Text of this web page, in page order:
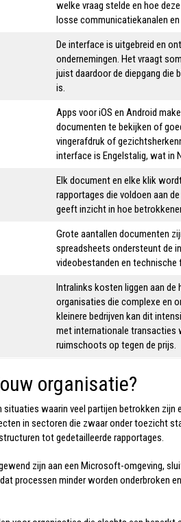
welke vraag stelde en hoe
losse communicatiekanalen
De interface is uitgebreid en
ondernemingen. Het vraagt
juist daardoor de diepgang
is.
Apps voor iOS en Android
documenten te bekijken of
vingerafdruk of
interface is Engelstalig, wat in
Elk document en elke klik
rapportages die voldoen aan
geeft inzicht in hoe
Grote aantallen documenten
spreadsheets ondersteunt de
videobestanden en
Intralinks kosten liggen aan de
organisaties die complexe en
kleinere bedrijven kan dit
met internationale transacties
ruimschoots op tegen de prijs.
organisatie?
waarin veel partijen betrokken zijn
in sectoren die zwaar onder toezicht
tot gedetailleerde rapportages.
zijn aan een Microsoft-omgeving,
processen minder worden onderbroken